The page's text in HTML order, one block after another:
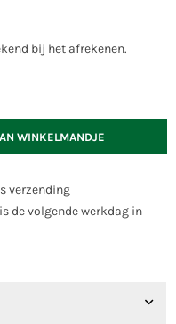
bij het afrekenen.
WINKELMANDJE
verzending
de volgende werkdag in